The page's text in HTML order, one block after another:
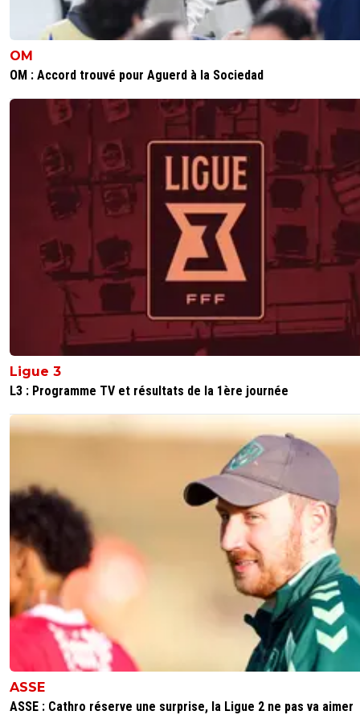
OM
OM : Accord trouvé pour Aguerd à la Sociedad
Ligue 3
L3 : Programme TV et résultats de la 1ère journée
ASSE
ASSE : Cathro réserve une surprise, la Ligue 2 ne pas va aimer